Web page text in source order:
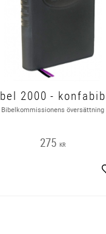
Bibelkommissionens översättning
275 KR